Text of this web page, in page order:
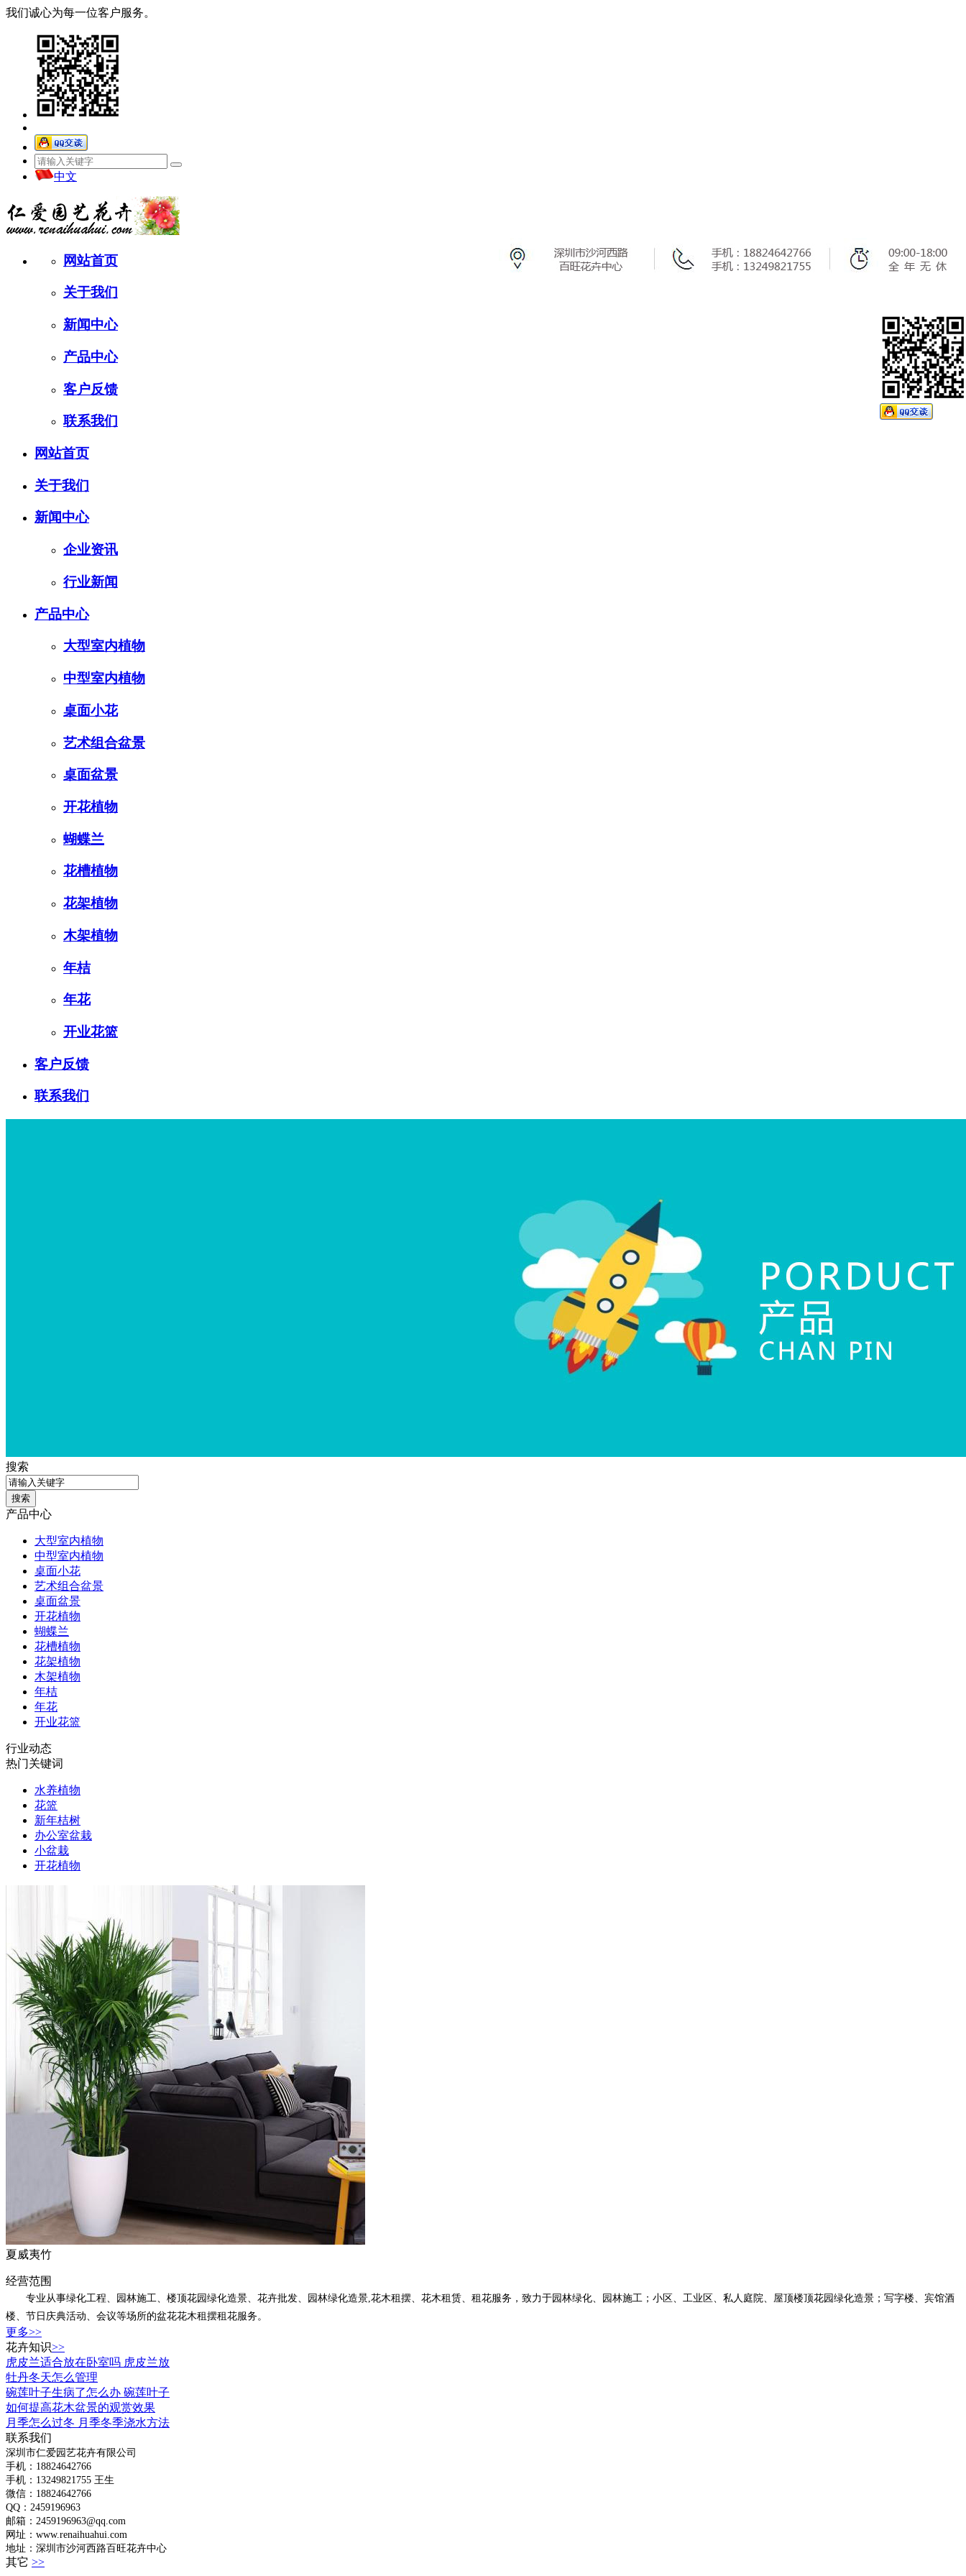
我们诚心为每一位客户服务。
中文
网站首页
关于我们
新闻中心
产品中心
客户反馈
联系我们
网站首页
关于我们
新闻中心
企业资讯
行业新闻
产品中心
大型室内植物
中型室内植物
桌面小花
艺术组合盆景
桌面盆景
开花植物
蝴蝶兰
花槽植物
花架植物
木架植物
年桔
年花
开业花篮
客户反馈
联系我们
搜索
产品中心
大型室内植物
中型室内植物
桌面小花
艺术组合盆景
桌面盆景
开花植物
蝴蝶兰
花槽植物
花架植物
木架植物
年桔
年花
开业花篮
行业动态
热门关键词
水养植物
花篮
新年桔树
办公室盆栽
小盆栽
开花植物
夏威夷竹
经营范围
专业从事绿化工程、园林施工、楼顶花园绿化造景、花卉批发、园林绿化造景,花木租摆、花木租赁、租花服务，致力于园林绿化、园林施工；小区、工业区、私人庭院、屋顶楼顶花园绿化造景；写字楼、宾馆酒
楼、节日庆典活动、会议等场所的盆花花木租摆租花服务。
更多>>
花卉知识>>
虎皮兰适合放在卧室吗 虎皮兰放
牡丹冬天怎么管理
碗莲叶子生病了怎么办 碗莲叶子
如何提高花木盆景的观赏效果
月季怎么过冬 月季冬季浇水方法
联系我们
深圳市仁爱园艺花卉有限公司
手机：18824642766
手机： 13249821755 王生
微信：18824642766
QQ：2459196963
邮箱：2459196963@qq.com
网址：www.renaihuahui.com
地址：深圳市沙河西路百旺花卉中心
其它 >>